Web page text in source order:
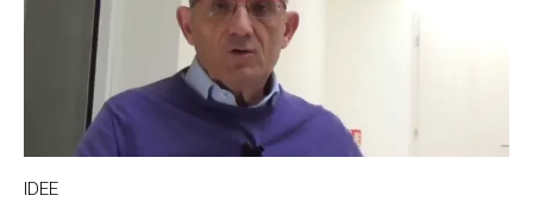
IDEE